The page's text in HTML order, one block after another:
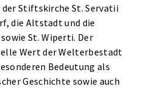
Stiftskirche St. Servatii
die Altstadt und die
St. Wiperti. Der
Wert der Welterbestadt
Bedeutung als
Geschichte sowie auch